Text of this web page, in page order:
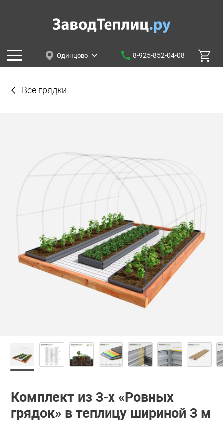
Одинцово 8-925-852-04-08
Все грядки
Комплект из 3-х «Ровных
грядок» в теплицу шириной 3 м